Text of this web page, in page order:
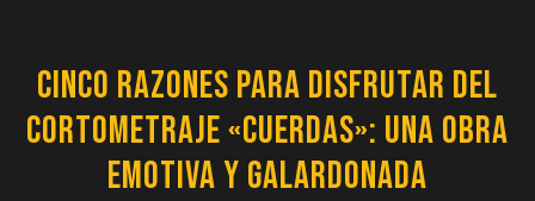
Cinco Razones para Disfrutar del
Cortometraje «Cuerdas»: Una Obra
Emotiva y Galardonada